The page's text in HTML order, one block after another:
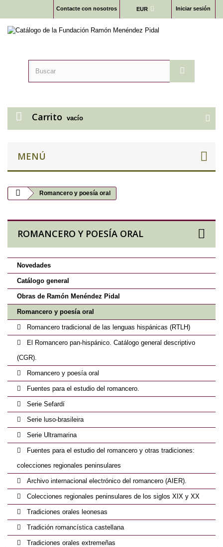
Iniciar sesión
EUR
Contacte con nosotros
Carrito vacío
MENÚ
Romancero y poesía oral
ROMANCERO Y POESÍA ORAL
Novedades
Catálogo general
Obras de Ramón Menéndez Pidal
Romancero y poesía oral
Romancero tradicional de las lenguas hispánicas (RTLH)
El Romancero pan-hispánico. Catálogo general descriptivo
(CGR).
Romancero y poesía oral
Fuentes para el estudio del romancero.
Serie Sefardí
Serie luso-brasileira
Serie Ultramarina
Fuentes para el estudio del romancero y otras tradiciones:
colecciones regionales peninsulares
Archivo internacional electrónico del romancero (AIER).
Colecciones regionales peninsulares de los siglos XIX y XX
Tradiciones orales leonesas
Tradición romancística castellana
Tradiciones orales extremeñas